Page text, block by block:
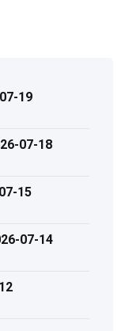
19
07-18
15
07-14